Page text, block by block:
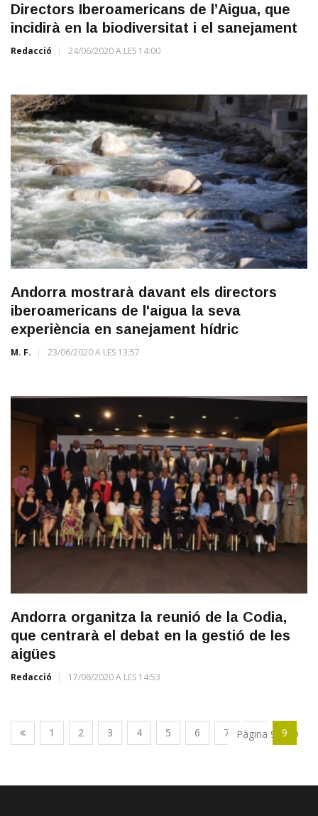
Directors Iberoamericans de l’Aigua, que
incidirà en la biodiversitat i el sanejament
Redacció 24/06/2020 A LES 14:00
Andorra mostrarà davant els directors
iberoamericans de l'aigua la seva
experiència en sanejament hídric
M. F. 23/06/2020 A LES 13:57
Andorra organitza la reunió de la Codia,
que centrarà el debat en la gestió de les
aigües
Redacció 17/06/2020 A LES 14:53
1 2 3 4 5 6 7 8 9
Pàgina 9 de 9